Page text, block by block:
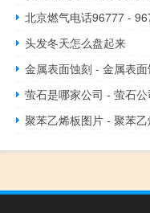
北京燃气电话96777 -
头发冬天怎么盘起来
金属表面蚀刻 - 金属表
萤石是哪家公司 - 萤石
聚苯乙烯板图片 - 聚苯